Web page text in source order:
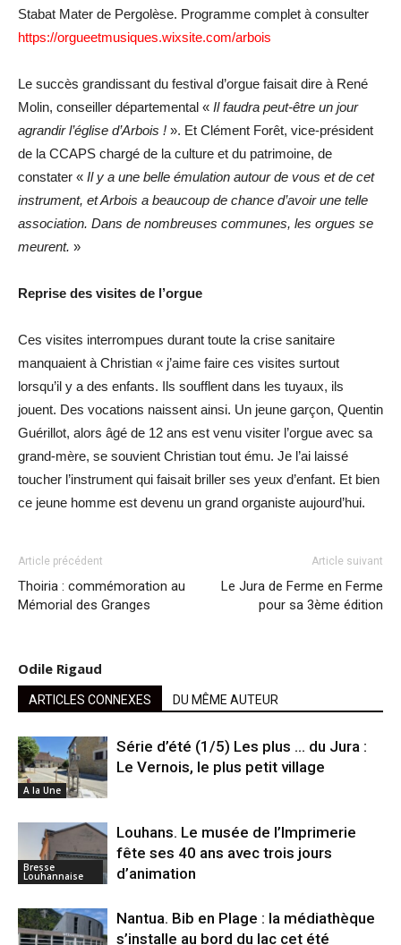
Stabat Mater de Pergolèse. Programme complet à consulter
https://orgueetmusiques.wixsite.com/arbois
Le succès grandissant du festival d’orgue faisait dire à René
Molin, conseiller départemental « Il faudra peut-être un jour
agrandir l’église d’Arbois ! ». Et Clément Forêt, vice-président
de la CCAPS chargé de la culture et du patrimoine, de
constater « Il y a une belle émulation autour de vous et de cet
instrument, et Arbois a beaucoup de chance d’avoir une telle
association. Dans de nombreuses communes, les orgues se
meurent. »
Reprise des visites de l’orgue
Ces visites interrompues durant toute la crise sanitaire
manquaient à Christian « j’aime faire ces visites surtout
lorsqu’il y a des enfants. Ils soufflent dans les tuyaux, ils
jouent. Des vocations naissent ainsi. Un jeune garçon, Quentin
Guérillot, alors âgé de 12 ans est venu visiter l’orgue avec sa
grand-mère, se souvient Christian tout ému. Je l’ai laissé
toucher l’instrument qui faisait briller ses yeux d’enfant. Et bien
ce jeune homme est devenu un grand organiste aujourd’hui.
Article précédent
Thoiria : commémoration au
Mémorial des Granges
Article suivant
Le Jura de Ferme en Ferme
pour sa 3ème édition
Odile Rigaud
ARTICLES CONNEXES DU MÊME AUTEUR
A la Une
Série d’été (1/5) Les plus … du Jura :
Le Vernois, le plus petit village
Bresse
Louhannaise
Louhans. Le musée de l’Imprimerie
fête ses 40 ans avec trois jours
d’animation
Nantua. Bib en Plage : la médiathèque
s’installe au bord du lac cet été